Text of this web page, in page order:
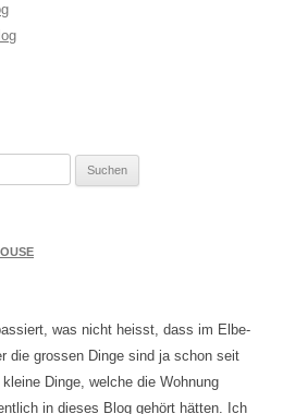
was nicht heisst, dass im Elbe-
die grossen Dinge sind ja schon seit
Dinge, welche die Wohnung
in dieses Blog gehört hätten. Ich